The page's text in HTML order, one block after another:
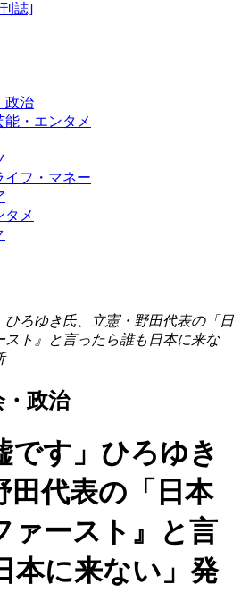
政治
能・エンタメ
イフ・マネー
タメ
ひろゆき氏、立憲・野田代表の「日
スト』と言ったら誰も日本に来な
・政治
です」ひろゆき
田代表の「日本
ァースト』と言
本に来ない」発